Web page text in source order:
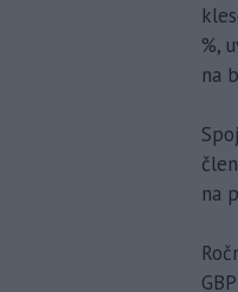
%,
na
na